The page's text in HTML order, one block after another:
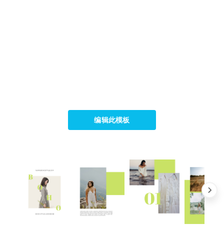
编辑此模板